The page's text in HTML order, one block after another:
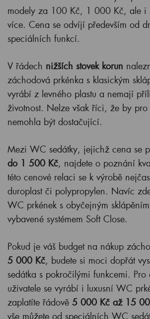
modely za 100 Kč, 1 000 Kč, ale
více. Cena se odvíjí především od
speciálních funkcí.
V řádech nižších stovek korun
záchodová prkénka s klasickým
vyrábí z levného plastu a nemají
životnost. Nelze však říci, že by
nemohla být dostačující.
Mezi WC sedátky, jejichž cena se
do 1 500 Kč, najdete o poznání
této cenové relaci se k výrobě
duroplast či polypropylen. Navíc
WC prkének s obyčejným
vybavené systémem Soft Close.
Pokud je váš budget na nákup
5 000 Kč, budete si moci dopřát
sedátka s pokročilými funkcemi.
uživatele se vyrábí i luxusní WC
zaplatíte řádově 5 000 Kč až 15
vše můžete od speciálních WC